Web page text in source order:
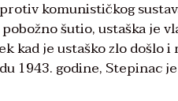
komunističkog
šutio, ustaška je
kad je ustaško zlo došlo i
1943. godine, Stepinac